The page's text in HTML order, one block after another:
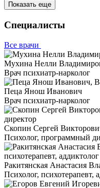
Показать еще
Специалисты
Все врачи
Мухина Нелли
Врач психиатр-нарколог
Пеца Янош Иванович
Врач психиатр-нарколог
Скопин Сергей
Психолог, программный
Ракитянская Анастасия
Психолог, психотерапевт,